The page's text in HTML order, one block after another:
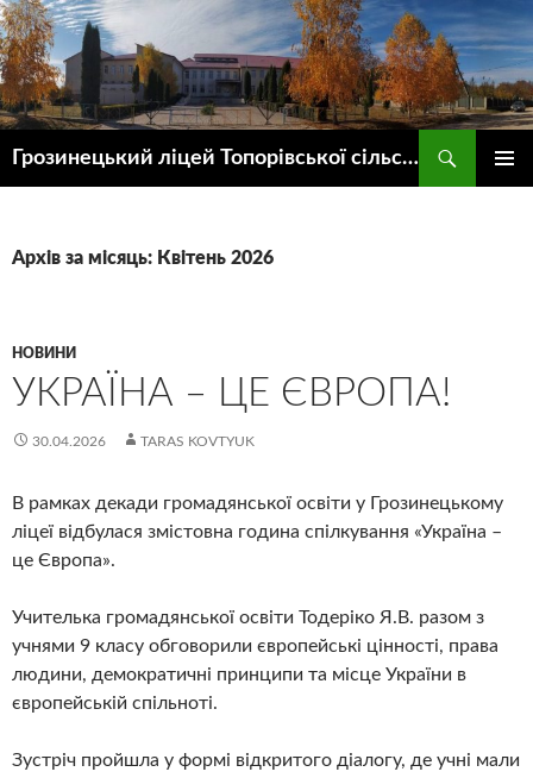
Грозинецький ліцей Топорівської сільської ради
Архів за місяць: Квітень 2026
НОВИНИ
УКРАЇНА – ЦЕ ЄВРОПА!
30.04.2026 TARAS KOVTYUK
В рамках декади громадянської освіти у Грозинецькому
ліцеї відбулася змістовна година спілкування «Україна –
це Європа».
Учителька громадянської освіти Тодеріко Я.В. разом з
учнями 9 класу обговорили європейські цінності, права
людини, демократичні принципи та місце України в
європейській спільноті.
Зустріч пройшла у формі відкритого діалогу, де учні мали